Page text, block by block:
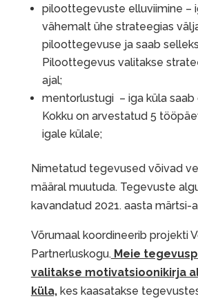
piloottegevuste elluviimine –
vähemalt ühe strateegias
piloottegevuse ja saab
Piloottegevus valitakse
ajal;
mentorlustugi – iga küla saab
Kokku on arvestatud 5
igale külale;
Nimetatud tegevused võivad
määral muutuda. Tegevuste
kavandatud 2021. aasta märtsi-
Võrumaal koordineerib projekti
Partnerluskogu.Meie
valitakse motivatsioonikirja
küla,kes kaasatakse